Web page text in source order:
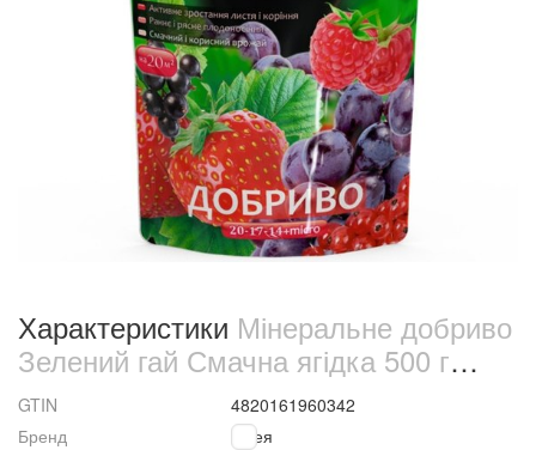
Характеристики Мінеральне добриво
Зелений гай Смачна ягідка 500 г
(1975)
GTIN
4820161960342
Бренд
Гілея